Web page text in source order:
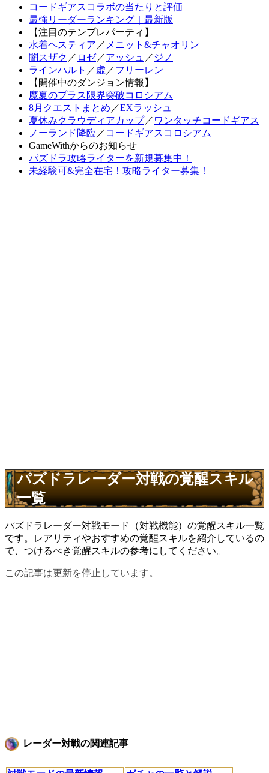
コードギアスコラボの当たりと評価
最強リーダーランキング｜最新版
【注目のテンプレパーティ】
水着ヘスティア ／ メニット&チャオリン
闇スザク ／ ロゼ／アッシュ ／ ジノ
ラインハルト ／ 虚 ／フリーレン
【開催中のダンジョン情報】
魔夏のプラス限界突破コロシアム
8月クエストまとめ ／EXラッシュ
夏休みクラウディアカップ／ ワンタッチコードギアス
ノーランド降臨／ コードギアスコロシアム
GameWithからのお知らせ
パズドラ攻略ライターを新規募集中！
未経験可&完全在宅！攻略ライター募集！
パズドラレーダー対戦の覚醒スキル
一覧
パズドラレーダー対戦モード（対戦機能）の覚醒スキル一覧
です。レアリティやおすすめの覚醒スキルを紹介しているの
で、つけるべき覚醒スキルの参考にしてください。
この記事は更新を停止しています。
レーダー対戦の関連記事